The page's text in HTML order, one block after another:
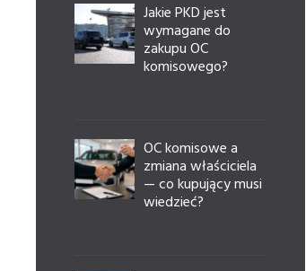
Jakie PKD jest
wymagane do
zakupu OC
komisowego?
OC komisowe a
zmiana właściciela
— co kupujący musi
wiedzieć?